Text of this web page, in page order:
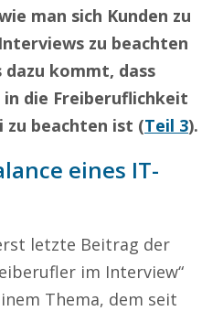
man sich Kunden zu
zu beachten
kommt, dass
die Freiberuflichkeit
zu beachten ist (Teil 3).
eines IT-
letzte Beitrag der
im Interview“
Thema, dem seit